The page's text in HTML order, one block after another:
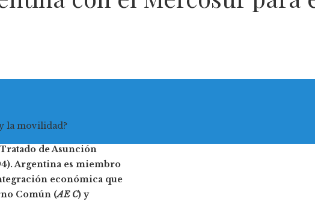
la movilidad?
de Asunción
Argentina es miembro
económica que
Común (AE C) y